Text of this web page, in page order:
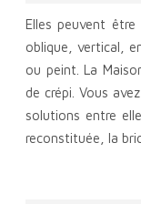
Elles peuvent
oblique, vertical,
ou peint. La
de crépi. Vous
solutions entre
reconstituée, la